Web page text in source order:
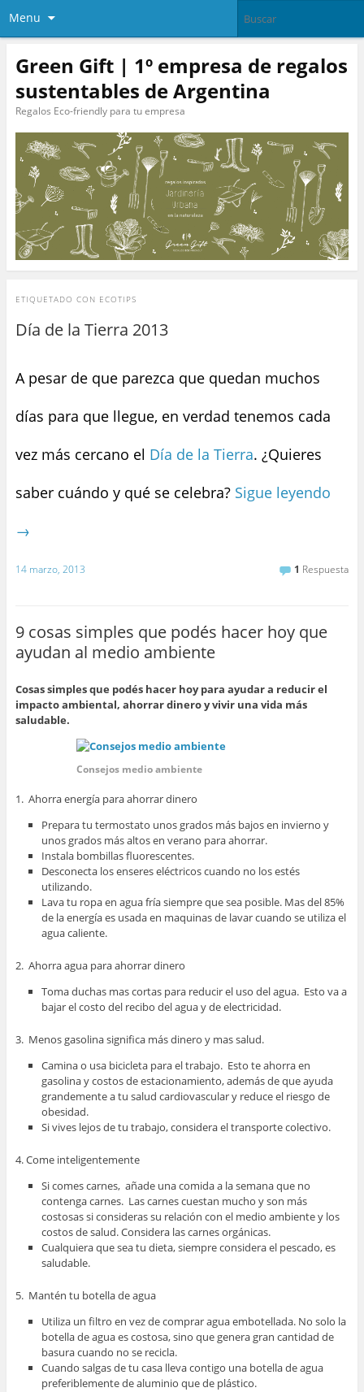
Menu
Green Gift | 1º empresa de regalos
sustentables de Argentina
Regalos Eco-friendly para tu empresa
ETIQUETADO CON ECOTIPS
Día de la Tierra 2013
A pesar de que parezca que quedan muchos
días para que llegue, en verdad tenemos cada
vez más cercano el Día de la Tierra. ¿Quieres
saber cuándo y qué se celebra? Sigue leyendo
→
14 marzo, 2013 1 Respuesta
9 cosas simples que podés hacer hoy que
ayudan al medio ambiente
Cosas simples que podés hacer hoy para ayudar a reducir el
impacto ambiental, ahorrar dinero y vivir una vida más
saludable.
Consejos medio ambiente
1. Ahorra energía para ahorrar dinero
Prepara tu termostato unos grados más bajos en invierno y
unos grados más altos en verano para ahorrar.
Instala bombillas fluorescentes.
Desconecta los enseres eléctricos cuando no los estés
utilizando.
Lava tu ropa en agua fría siempre que sea posible. Mas del 85%
de la energía es usada en maquinas de lavar cuando se utiliza el
agua caliente.
2. Ahorra agua para ahorrar dinero
Toma duchas mas cortas para reducir el uso del agua. Esto va a
bajar el costo del recibo del agua y de electricidad.
3. Menos gasolina significa más dinero y mas salud.
Camina o usa bicicleta para el trabajo. Esto te ahorra en
gasolina y costos de estacionamiento, además de que ayuda
grandemente a tu salud cardiovascular y reduce el riesgo de
obesidad.
Si vives lejos de tu trabajo, considera el transporte colectivo.
4. Come inteligentemente
Si comes carnes, añade una comida a la semana que no
contenga carnes. Las carnes cuestan mucho y son más
costosas si consideras su relación con el medio ambiente y los
costos de salud. Considera las carnes orgánicas.
Cualquiera que sea tu dieta, siempre considera el pescado, es
saludable.
5. Mantén tu botella de agua
Utiliza un filtro en vez de comprar agua embotellada. No solo la
botella de agua es costosa, sino que genera gran cantidad de
basura cuando no se recicla.
Cuando salgas de tu casa lleva contigo una botella de agua
preferiblemente de aluminio que de plástico.